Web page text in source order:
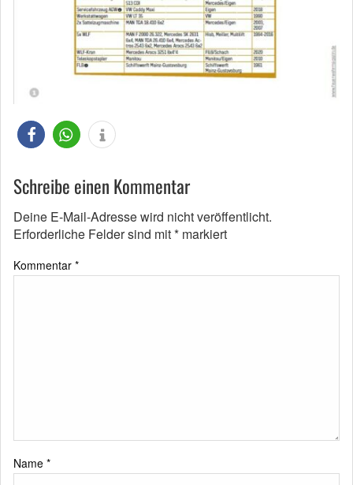
Schreibe einen Kommentar
Deine E-Mail-Adresse wird nicht veröffentlicht.
Erforderliche Felder sind mit* markiert
Kommentar *
Name *